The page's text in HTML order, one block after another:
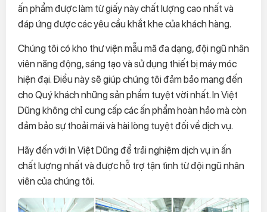
ấn phẩm được làm từ giấy này chất lượng cao nhất và
đáp ứng được các yêu cầu khắt khe của khách hàng.
Chúng tôi có kho thư viện mẫu mã đa dạng, đội ngũ nhân
viên năng động, sáng tạo và sử dụng thiết bị máy móc
hiện đại. Điều này sẽ giúp chúng tôi đảm bảo mang đến
cho Quý khách những sản phẩm tuyệt vời nhất. In Việt
Dũng không chỉ cung cấp các ấn phẩm hoàn hảo mà còn
đảm bảo sự thoải mái và hài lòng tuyệt đối về dịch vụ.
Hãy đến với In Việt Dũng để trải nghiệm dịch vụ in ấn
chất lượng nhất và được hỗ trợ tận tình từ đội ngũ nhân
viên của chúng tôi.